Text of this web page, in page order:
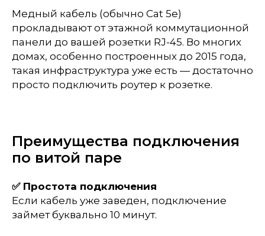
Медный кабель (обычно Cat 5e)
прокладывают от этажной коммутационной
панели до вашей розетки RJ-45. Во многих
домах, особенно построенных до 2015 года,
такая инфраструктура уже есть — достаточно
просто подключить роутер к розетке.
Преимущества подключения
по витой паре
✅ Простота подключения
Если кабель уже заведен, подключение
займет буквально 10 минут.